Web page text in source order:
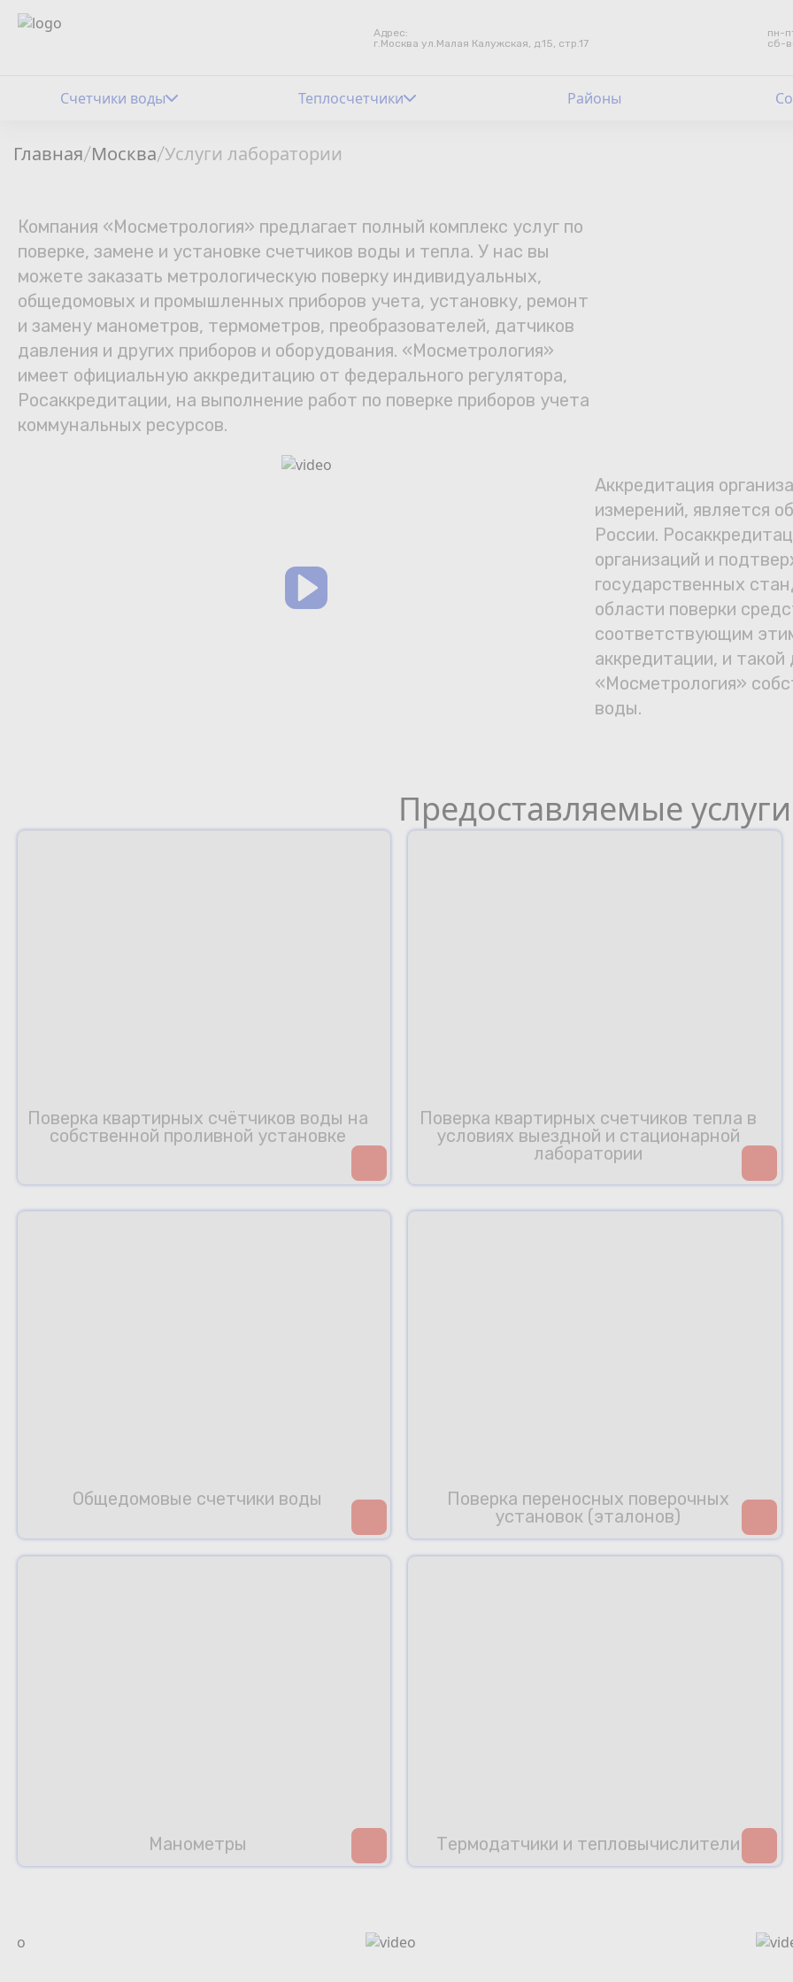
Адрес:
г.Москва ул.Малая Калужская, д.15, стр.17
пн-
сб-
Контакты
Услуги лаборатории
Районы
Аршин
Вопрос-ответ
Сотрудничество
защита от
Счетчики воды Теплосчетчики Районы
Главная/Москва/Услуги лаборатории
Компания «Мосметрология» предлагает полный комплекс услуг по
поверке, замене и установке счетчиков воды и тепла. У нас вы
можете заказать метрологическую поверку индивидуальных,
общедомовых и промышленных приборов учета, установку, ремонт
и замену манометров, термометров, преобразователей, датчиков
давления и других приборов и оборудования. «Мосметрология»
имеет официальную аккредитацию от федерального регулятора,
Росаккредитации, на выполнение работ по поверке приборов учета
коммунальных ресурсов.
Аккредитация
измерений, является
России.
организаций и
государственных
области поверки
соответствующим
аккредитации, и
«Мосметрология»
воды.
Предоставляемые услуги
Поверка квартирных счётчиков воды на
собственной проливной установке
Поверка квартирных счетчиков тепла в
условиях выездной и стационарной
лаборатории
Общедомовые счетчики воды
Поверка переносных поверочных
установок (эталонов)
Манометры Термодатчики и тепловычислители